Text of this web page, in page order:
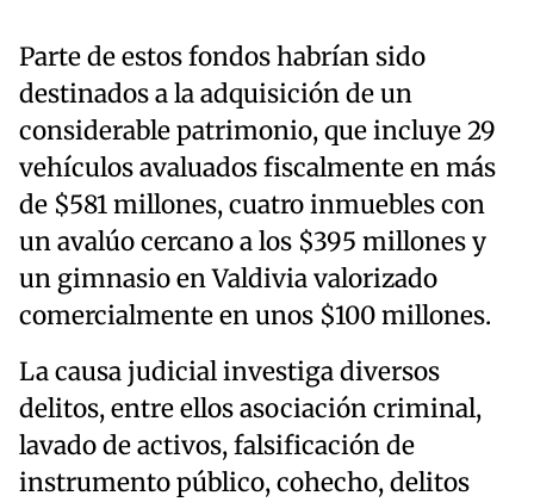
Parte de estos fondos habrían sido
destinados a la adquisición de un
considerable patrimonio, que incluye 29
vehículos avaluados fiscalmente en más
de $581 millones, cuatro inmuebles con
un avalúo cercano a los $395 millones y
un gimnasio en Valdivia valorizado
comercialmente en unos $100 millones.
La causa judicial investiga diversos
delitos, entre ellos asociación criminal,
lavado de activos, falsificación de
instrumento público, cohecho, delitos